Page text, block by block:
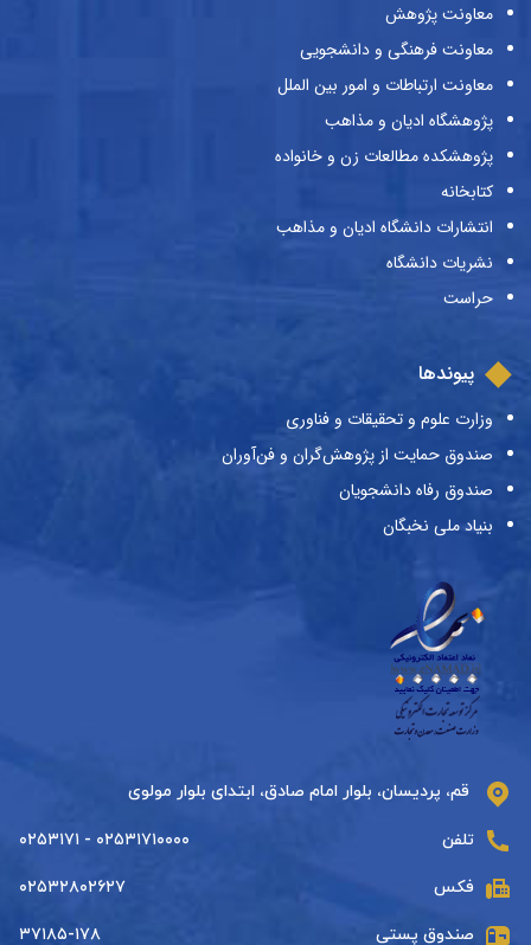
معاونت پژوهش
معاونت فرهنگی و دانشجویی
معاونت ارتباطات و امور بین الملل
پژوهشگاه ادیان و مذاهب
پژوهشکده مطالعات زن و خانواده
کتابخانه
انتشارات دانشگاه ادیان و مذاهب
نشریات دانشگاه
حراست
پیوندها
وزارت علوم و تحقیقات و فناوری
صندوق حمایت از پژوهش‌گران و فن‌آوران
صندوق رفاه دانشجویان
بنیاد ملی نخبگان
قم، پردیسان، بلوار امام صادق، ابتدای بلوار مولوی
تلفن ۰۲۵۳۱۷۱۰۰۰۰ - ۰۲۵۳۱۷۱
فکس ۰۲۵۳۲۸۰۲۶۲۷
صندوق پستی ۳۷۱۸۵-۱۷۸